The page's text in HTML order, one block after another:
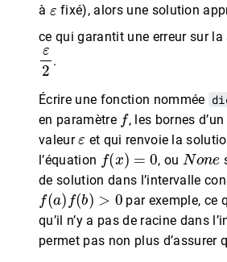
à
fixé), alors une solution
ce qui garantit une erreur sur
ε2
.
Écrire une fonction nommée
en paramètre
f
, les bornes
valeur
ε
et qui renvoie la
l’équation
f(x)=0
, ou
None
de solution dans l’intervalle
f(a)f(b)>0
par exemple, ce
qu’il n’y a pas de racine dans
permet pas non plus d’assurer